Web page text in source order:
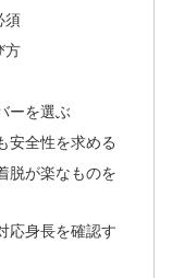
須
方
ーを選ぶ
安全性を求める
脱が楽なものを
応身長を確認す